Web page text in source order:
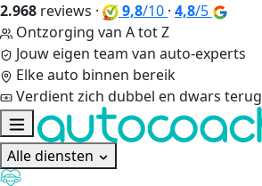
2.968 reviews · 9,8/10 · 4,8/5
Ontzorging van A tot Z
Jouw eigen team van auto-experts
Elke auto binnen bereik
Verdient zich dubbel en dwars terug
Alle diensten